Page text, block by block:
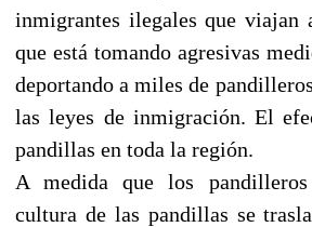
inmigrantes ilegales que viajan
que está tomando agresivas
deportando a miles de
las leyes de inmigración. El
pandillas en toda la región.
A medida que los
cultura de las pandillas se